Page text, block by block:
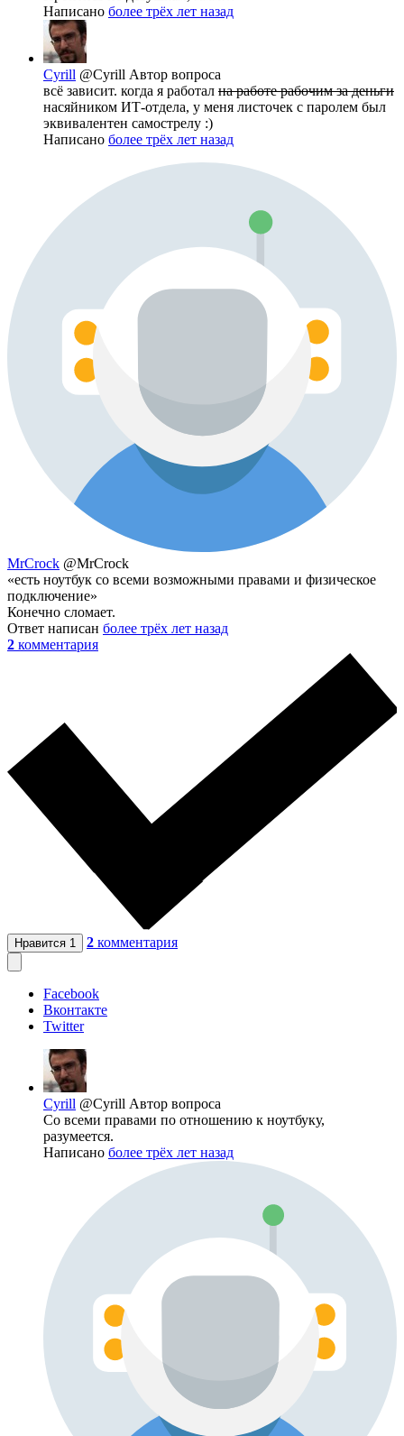
Написано более трёх лет назад
Cyrill @Cyrill Автор вопроса
всё зависит. когда я работал на работе рабочим за деньги
насяйником ИТ-отдела, у меня листочек с паролем был
эквивалентен самострелу :)
Написано более трёх лет назад
MrCrock @MrCrock
«есть ноутбук со всеми возможными правами и физическое
подключение»
Конечно сломает.
Ответ написан более трёх лет назад
2 комментария
Нравится 1 2 комментария
Facebook
Вконтакте
Twitter
Cyrill @Cyrill Автор вопроса
Со всеми правами по отношению к ноутбуку,
разумеется.
Написано более трёх лет назад